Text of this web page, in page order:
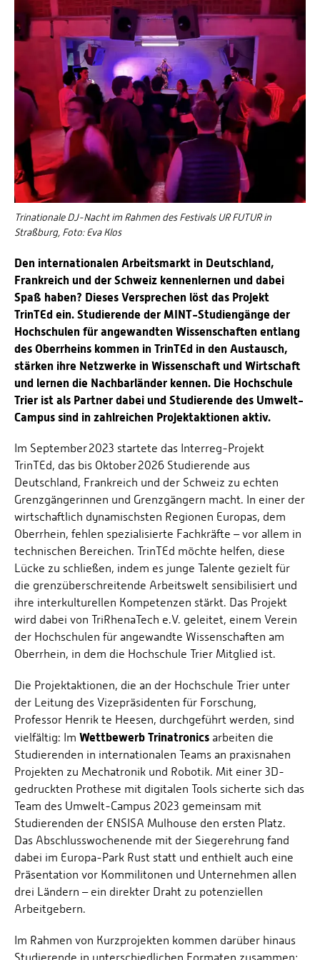
Energieeffizienzrecht und Klimaschutzrecht (IREK)
Fuel Cell Centre Rheinland-Pfalz
Nationalparkforschung
P2Broker
Perival
Robotix-Academy
S.U.N.-Projekt
Umweltinformationssysteme
Örtlicher Personalrat
Personensuche
Trinationale DJ-Nacht im Rahmen des Festivals UR FUTUR in
Straßburg, Foto: Eva Klos
Den internationalen Arbeitsmarkt in Deutschland,
Frankreich und der Schweiz kennenlernen und dabei
Spaß haben? Dieses Versprechen löst das Projekt
TrinTEd ein. Studierende der MINT-Studiengänge der
Hochschulen für angewandten Wissenschaften entlang
des Oberrheins kommen in TrinTEd in den Austausch,
stärken ihre Netzwerke in Wissenschaft und Wirtschaft
und lernen die Nachbarländer kennen. Die Hochschule
Trier ist als Partner dabei und Studierende des Umwelt-
Campus sind in zahlreichen Projektaktionen aktiv.
Im September 2023 startete das Interreg-Projekt
TrinTEd, das bis Oktober 2026 Studierende aus
Deutschland, Frankreich und der Schweiz zu echten
Grenzgängerinnen und Grenzgängern macht. In einer der
wirtschaftlich dynamischsten Regionen Europas, dem
Oberrhein, fehlen spezialisierte Fachkräfte – vor allem in
technischen Bereichen. TrinTEd möchte helfen, diese
Lücke zu schließen, indem es junge Talente gezielt für
die grenzüberschreitende Arbeitswelt sensibilisiert und
ihre interkulturellen Kompetenzen stärkt. Das Projekt
wird dabei von TriRhenaTech e.V. geleitet, einem Verein
der Hochschulen für angewandte Wissenschaften am
Oberrhein, in dem die Hochschule Trier Mitglied ist.
Die Projektaktionen, die an der Hochschule Trier unter
der Leitung des Vizepräsidenten für Forschung,
Professor Henrik te Heesen, durchgeführt werden, sind
vielfältig: Im Wettbewerb Trinatronics arbeiten die
Studierenden in internationalen Teams an praxisnahen
Projekten zu Mechatronik und Robotik. Mit einer 3D-
gedruckten Prothese mit digitalen Tools sicherte sich das
Team des Umwelt-Campus 2023 gemeinsam mit
Studierenden der ENSISA Mulhouse den ersten Platz.
Das Abschlusswochenende mit der Siegerehrung fand
dabei im Europa-Park Rust statt und enthielt auch eine
Präsentation vor Kommilitonen und Unternehmen allen
drei Ländern – ein direkter Draht zu potenziellen
Arbeitgebern.
Im Rahmen von Kurzprojekten kommen darüber hinaus
Studierende in unterschiedlichen Formaten zusammen;